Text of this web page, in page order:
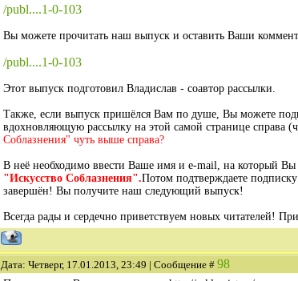
/publ....1-0-103
Вы можете прочитать наш выпуск и оставить Ваши
/publ....1-0-103
Этот выпуск подготовил Владислав - соавтор рассылки.
Также, если выпуск пришёлся Вам по душе, Вы можете
вдохновляющую рассылку на этой самой странице справа
Соблазнения" чуть выше справа?
В неё необходимо ввести Ваше имя и e-mail, на который Вы
"Искусство Соблазнения".Потом подтверждаете
завершён! Вы получите наш следующий выпуск!
Всегда рады и сердечно приветствуем новых читателей!
Дата: Четверг, 17.01.2013, 23:49 | Сообщение # 98